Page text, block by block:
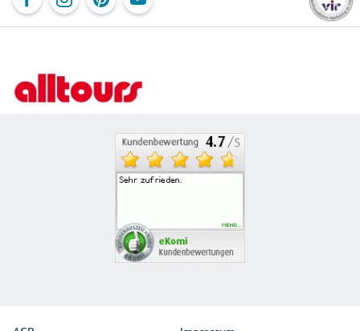
Online-Kataloge
Reisebürosuche
Beförderungsbedingungen der Fluggesellschaften
Rundreisen
Bahnanreise
Newsletter